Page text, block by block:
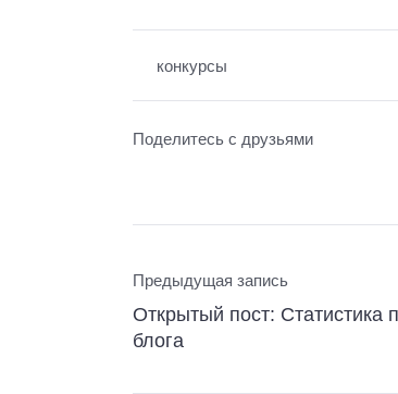
конкурсы
Поделитесь с друзьями
Предыдущая запись
Открытый пост: Статистика
блога